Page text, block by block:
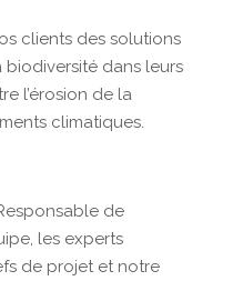
clients des solutions
dans leurs
l’érosion de la
climatiques.
de
les experts
de projet et notre